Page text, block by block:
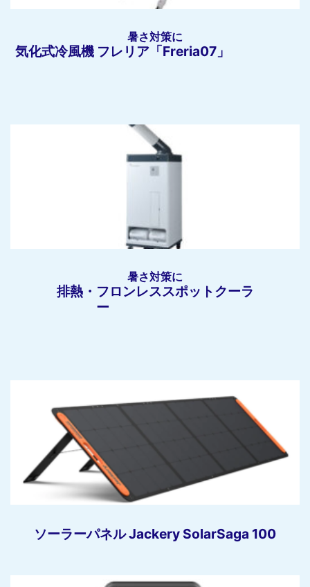
暑さ対策に
気化式冷風機 フレリア「Freria07」
暑さ対策に
排熱・フロンレススポットクーラ
ー
ソーラーパネル Jackery SolarSaga 100